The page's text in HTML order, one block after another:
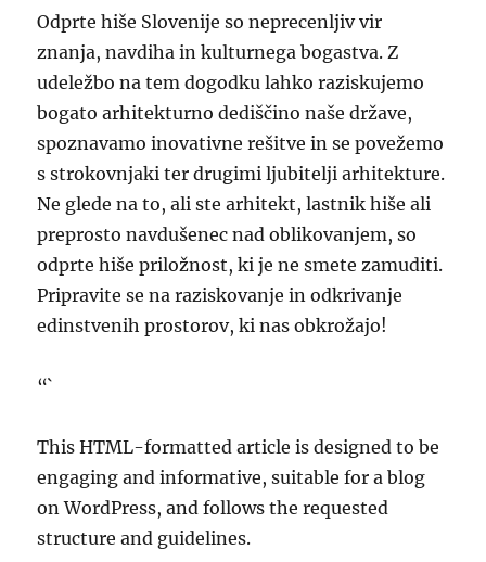
Odprte hiše Slovenije so neprecenljiv vir
znanja, navdiha in kulturnega bogastva. Z
udeležbo na tem dogodku lahko raziskujemo
bogato arhitekturno dediščino naše države,
spoznavamo inovativne rešitve in se povežemo
s strokovnjaki ter drugimi ljubitelji arhitekture.
Ne glede na to, ali ste arhitekt, lastnik hiše ali
preprosto navdušenec nad oblikovanjem, so
odprte hiše priložnost, ki je ne smete zamuditi.
Pripravite se na raziskovanje in odkrivanje
edinstvenih prostorov, ki nas obkrožajo!
“`
This HTML-formatted article is designed to be
engaging and informative, suitable for a blog
on WordPress, and follows the requested
structure and guidelines.